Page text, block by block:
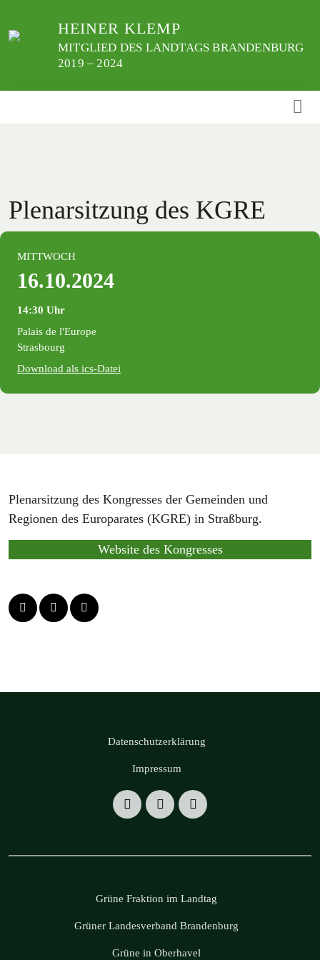
zum
HEINER KLEMP
MITGLIED DES LANDTAGS BRANDENBURG
2019 – 2024
Plenarsitzung des KGRE
MITTWOCH
16.10.2024
14:30 Uhr
Palais de l'Europe
Strasbourg
Download als ics-Datei
Plenarsitzung des Kongresses der Gemeinden und
Regionen des Europarates (KGRE) in Straßburg.
Website des Kongresses
Datenschutzerklärung
Impressum
Grüne Fraktion im Landtag
Grüner Landesverband Brandenburg
Grüne in Oberhavel